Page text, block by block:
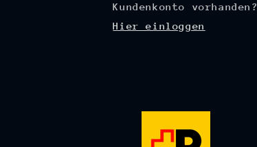
Kundenkonto vorhanden?
Hier einloggen